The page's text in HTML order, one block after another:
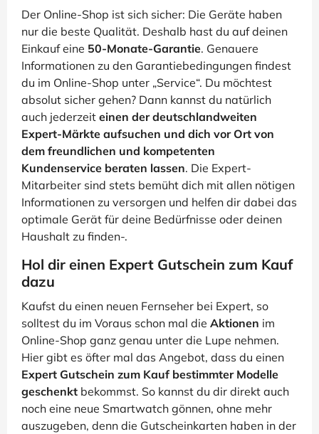
Der Online-Shop ist sich sicher: Die Geräte haben
nur die beste Qualität. Deshalb hast du auf deinen
Einkauf eine 50-Monate-Garantie. Genauere
Informationen zu den Garantiebedingungen findest
du im Online-Shop unter „Service“. Du möchtest
absolut sicher gehen? Dann kannst du natürlich
auch jederzeit einen der deutschlandweiten
Expert-Märkte aufsuchen und dich vor Ort von
dem freundlichen und kompetenten
Kundenservice beraten lassen. Die Expert-
Mitarbeiter sind stets bemüht dich mit allen nötigen
Informationen zu versorgen und helfen dir dabei das
optimale Gerät für deine Bedürfnisse oder deinen
Haushalt zu finden-.
Hol dir einen Expert Gutschein zum Kauf
dazu
Kaufst du einen neuen Fernseher bei Expert, so
solltest du im Voraus schon mal die Aktionen im
Online-Shop ganz genau unter die Lupe nehmen.
Hier gibt es öfter mal das Angebot, dass du einen
Expert Gutschein zum Kauf bestimmter Modelle
geschenkt bekommst. So kannst du dir direkt auch
noch eine neue Smartwatch gönnen, ohne mehr
auszugeben, denn die Gutscheinkarten haben in der